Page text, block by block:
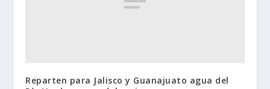
Reparten para Jalisco y Guanajuato agua del